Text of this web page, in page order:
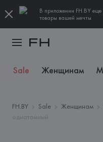
В приложении FH.BY еще
товары вашей мечты
Sale Женщинам
FH.BY Sale Женщинам
однотонный